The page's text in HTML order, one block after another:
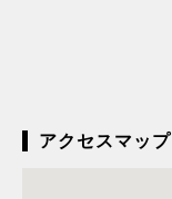
アクセスマップ